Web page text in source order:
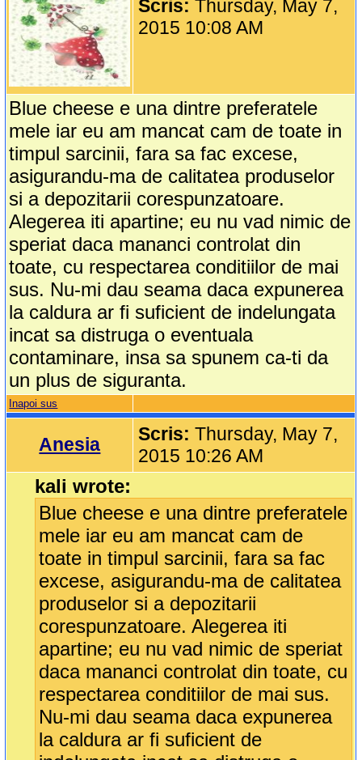
Scris:Thursday, May 7,
2015 10:08 AM
Blue cheese e una dintre preferatele
mele iar eu am mancat cam de toate in
timpul sarcinii, fara sa fac excese,
asigurandu-ma de calitatea produselor
si a depozitarii corespunzatoare.
Alegerea iti apartine; eu nu vad nimic de
speriat daca mananci controlat din
toate, cu respectarea conditiilor de mai
sus. Nu-mi dau seama daca expunerea
la caldura ar fi suficient de indelungata
incat sa distruga o eventuala
contaminare, insa sa spunem ca-ti da
un plus de siguranta.
Inapoi sus
Anesia Scris:Thursday, May 7,
2015 10:26 AM
kali wrote:
Blue cheese e una dintre preferatele
mele iar eu am mancat cam de
toate in timpul sarcinii, fara sa fac
excese, asigurandu-ma de calitatea
produselor si a depozitarii
corespunzatoare. Alegerea iti
apartine; eu nu vad nimic de speriat
daca mananci controlat din toate, cu
respectarea conditiilor de mai sus.
Nu-mi dau seama daca expunerea
la caldura ar fi suficient de